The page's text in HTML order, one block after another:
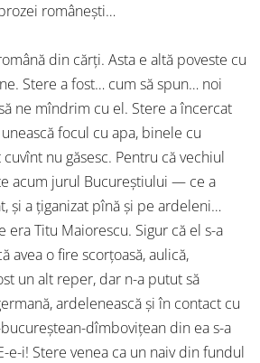
româneşti…
din cărţi. Asta e altă poveste cu
Stere a fost… cum să spun… noi
ne mîndrim cu el. Stere a încercat
focul cu apa, binele cu
nu găsesc. Pentru că vechiul
acum jurul Bucureştiului — ce a
şi a ţiganizat pînă şi pe ardeleni…
era Titu Maiorescu. Sigur că el s-a
o fire scorţoasă, aulică,
un alt reper, dar n-a putut să
ardelenească şi în contact cu
dîmboviţean din ea s-a
e-i! Stere venea ca un naiv din fundul